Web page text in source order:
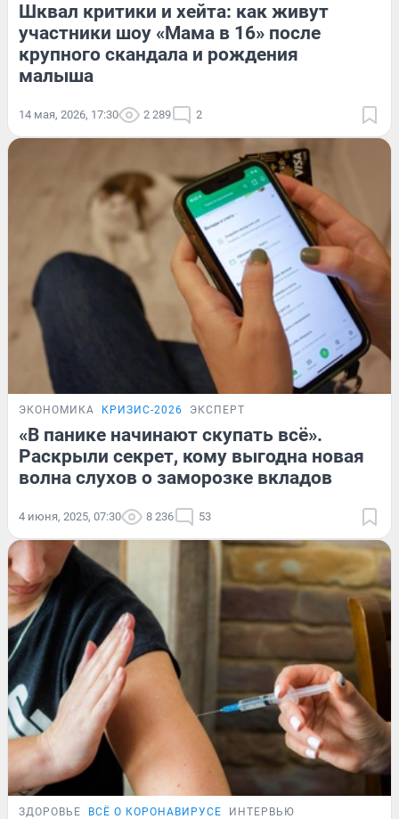
Шквал критики и хейта: как живут
участники шоу «Мама в 16» после
крупного скандала и рождения
малыша
14 мая, 2026, 17:30 2 289 2
ЭКОНОМИКА КРИЗИС-2026 ЭКСПЕРТ
«В панике начинают скупать всё».
Раскрыли секрет, кому выгодна новая
волна слухов о заморозке вкладов
4 июня, 2025, 07:30 8 236 53
ЗДОРОВЬЕ ВСЁ О КОРОНАВИРУСЕ ИНТЕРВЬЮ